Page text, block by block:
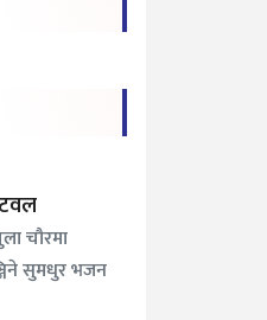
चौरमा
सुमधुर भजन